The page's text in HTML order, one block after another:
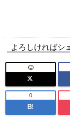
よろしければシ
B!
0